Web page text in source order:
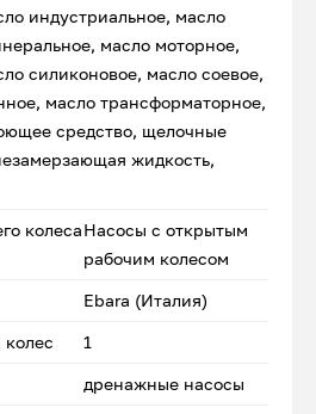
индустриальное, масло
масло моторное,
силиконовое, масло соевое,
масло трансформаторное,
средство, щелочные
жидкость,
колесаНасосы с открытым
рабочим колесом
Ebara (Италия)
колес 1
дренажные насосы